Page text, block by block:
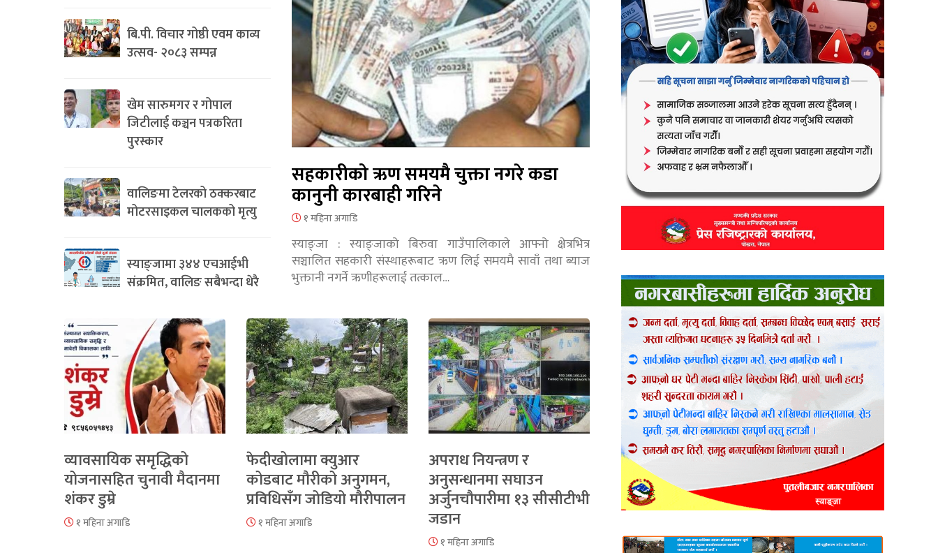
बि.पी. विचार गोष्ठी एवम काव्य
उत्सव- २०८३ सम्पन्न
खेम सारुमगर र गोपाल
जिटीलाई कञ्चन पत्रकरिता
पुरस्कार
वालिङमा टेलरको ठक्करबाट
मोटरसाइकल चालकको मृत्यु
स्याङ्जामा ३४४ एचआईभी
संक्रमित, वालिङ सबैभन्दा धेरै
सहकारीको ऋण समयमै चुक्ता नगरे कडा
कानुनी कारबाही गरिने
१ महिना अगाडि
स्याङ्जा : स्याङ्जाको बिरुवा गाउँपालिकाले आफ्नो क्षेत्रभित्र
सञ्चालित सहकारी संस्थाहरूबाट ऋण लिई समयमै सावाँ तथा ब्याज
भुक्तानी नगर्ने ऋणीहरूलाई तत्काल…
व्यावसायिक समृद्धिको
योजनासहित चुनावी मैदानमा
शंकर डुम्रे
१ महिना अगाडि
फेदीखोलामा क्युआर
कोडबाट मौरीको अनुगमन,
प्रविधिसँग जोडियो मौरीपालन
१ महिना अगाडि
अपराध नियन्त्रण र
अनुसन्धानमा सघाउन
अर्जुनचौपारीमा १३ सीसीटीभी
जडान
१ महिना अगाडि